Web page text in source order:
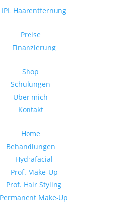
IPL Haarentfernung
Preise
Finanzierung
Shop
Schulungen
Über mich
Kontakt
Home
Behandlungen
Hydrafacial
Prof. Make-Up
Prof. Hair Styling
Permanent Make-Up